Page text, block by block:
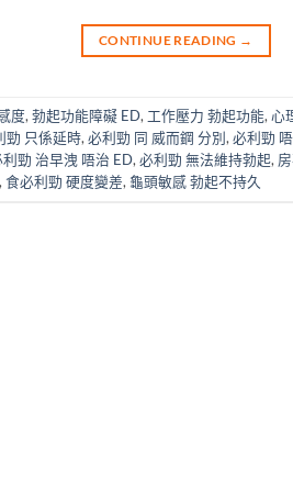
CONTINUE READING →
度,勃起功能障礙 ED, 工作壓力 勃起功能,心
勁 只係延時,必利勁 同 威而鋼 分別,必利勁
利勁 治早洩 唔治 ED,必利勁 無法維持勃起,
,食必利勁 硬度變差, 龜頭敏感 勃起不持久